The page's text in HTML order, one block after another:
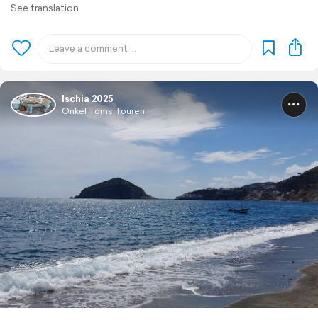
See translation
Ischia 2025
Onkel Toms Touren